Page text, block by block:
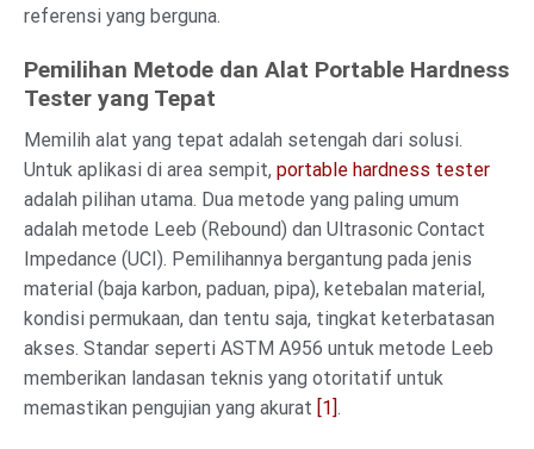
referensi yang berguna.
Pemilihan Metode dan Alat Portable Hardness
Tester yang Tepat
Memilih alat yang tepat adalah setengah dari solusi.
Untuk aplikasi di area sempit, portable hardness tester
adalah pilihan utama. Dua metode yang paling umum
adalah metode Leeb (Rebound) dan Ultrasonic Contact
Impedance (UCI). Pemilihannya bergantung pada jenis
material (baja karbon, paduan, pipa), ketebalan material,
kondisi permukaan, dan tentu saja, tingkat keterbatasan
akses. Standar seperti ASTM A956 untuk metode Leeb
memberikan landasan teknis yang otoritatif untuk
memastikan pengujian yang akurat [1].